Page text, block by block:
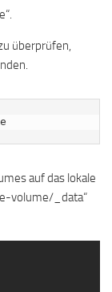
überprüfen,
auf das lokale
volume/_data“